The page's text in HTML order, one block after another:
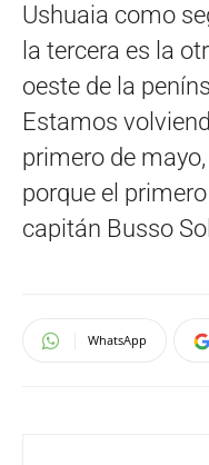
Ushuaia como
la tercera es la
oeste de la
Estamos
primero de
porque el
capitán Busso
WhatsApp